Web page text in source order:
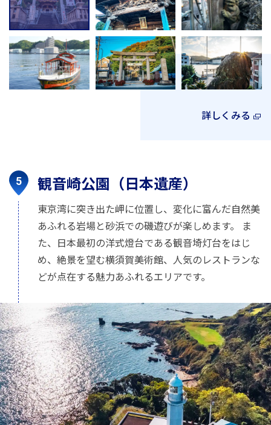
詳しくみる
観音崎公園（日本遺産）
東京湾に突き出た岬に位置し、変化に富んだ自然美
あふれる岩場と砂浜での磯遊びが楽しめます。 ま
た、日本最初の洋式燈台である観音埼灯台をはじ
め、絶景を望む横須賀美術館、人気のレストランな
どが点在する魅力あふれるエリアです。